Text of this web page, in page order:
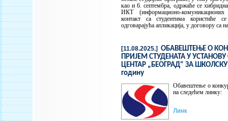
као и 6. септембра, одржаће се
ИКТ (информационо-
контакт са студентима користиће
одговарајућа апликација, у договору са
[11.08.2025.] ОБАВЕШТЕЊЕ О
ПРИЈЕМ СТУДЕНАТА У УСТАНОВУ
ЦЕНТАР „БЕОГРАД" ЗА
годину
Обавештење о
на следећем линку:
Линк